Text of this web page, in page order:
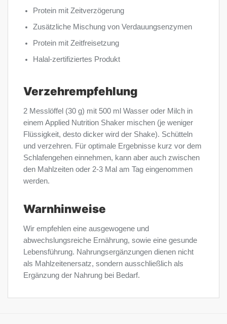
Protein mit Zeitverzögerung
Zusätzliche Mischung von Verdauungsenzymen
Protein mit Zeitfreisetzung
Halal-zertifiziertes Produkt
Verzehrempfehlung
2 Messlöffel (30 g) mit 500 ml Wasser oder Milch in
einem Applied Nutrition Shaker mischen (je weniger
Flüssigkeit, desto dicker wird der Shake). Schütteln
und verzehren. Für optimale Ergebnisse kurz vor dem
Schlafengehen einnehmen, kann aber auch zwischen
den Mahlzeiten oder 2-3 Mal am Tag eingenommen
werden.
Warnhinweise
Wir empfehlen eine ausgewogene und
abwechslungsreiche Ernährung, sowie eine gesunde
Lebensführung. Nahrungsergänzungen dienen nicht
als Mahlzeitenersatz, sondern ausschließlich als
Ergänzung der Nahrung bei Bedarf.